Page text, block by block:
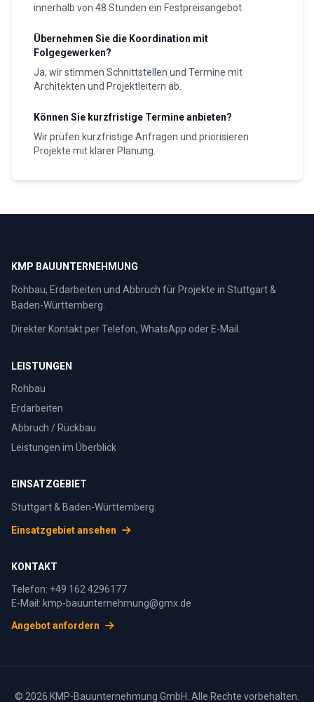
innerhalb von 48 Stunden ein Festpreisangebot.
Übernehmen Sie die Koordination mit
Folgegewerken?
Ja, wir stimmen Schnittstellen und Termine mit
Architekten und Projektleitern ab.
Können Sie kurzfristige Termine anbieten?
Wir prüfen kurzfristige Anfragen und priorisieren
Projekte mit klarer Planung.
KMP BAUUNTERNEHMUNG
Rohbau, Erdarbeiten und Abbruch für Projekte in Stuttgart &
Baden-Württemberg.
Direkter Kontakt per Telefon, WhatsApp oder E-Mail.
LEISTUNGEN
Rohbau
Erdarbeiten
Abbruch / Rückbau
Leistungen im Überblick
EINSATZGEBIET
Stuttgart & Baden-Württemberg.
Einsatzgebiet ansehen
KONTAKT
Telefon: +49 162 4296177
E-Mail: kmp-bauunternehmung@gmx.de
Angebot anfordern
© 2026 KMP-Bauunternehmung GmbH. Alle Rechte vorbehalten.